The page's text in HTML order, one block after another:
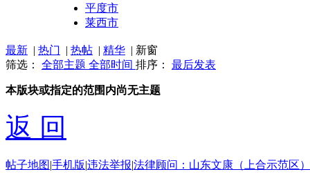
平度市
莱西市
最新 | 热门 | 热帖 | 精华 | 新窗
筛选： 全部主题 全部时间 排序： 最后发表
本版块或指定的范围内尚无主题
返 回
帖子地图|手机版|违法举报|法律顾问：山东文康（上合示范区